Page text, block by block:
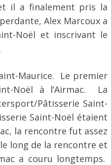
il a finalement pris la
Alex Marcoux a
Noël et inscrivant le
Maurice. Le premier
Noël à l’Airmac. La
Pâtisserie Saint-
Saint-Noël étaient
la rencontre fut assez
long de la rencontre et
a couru longtemps.